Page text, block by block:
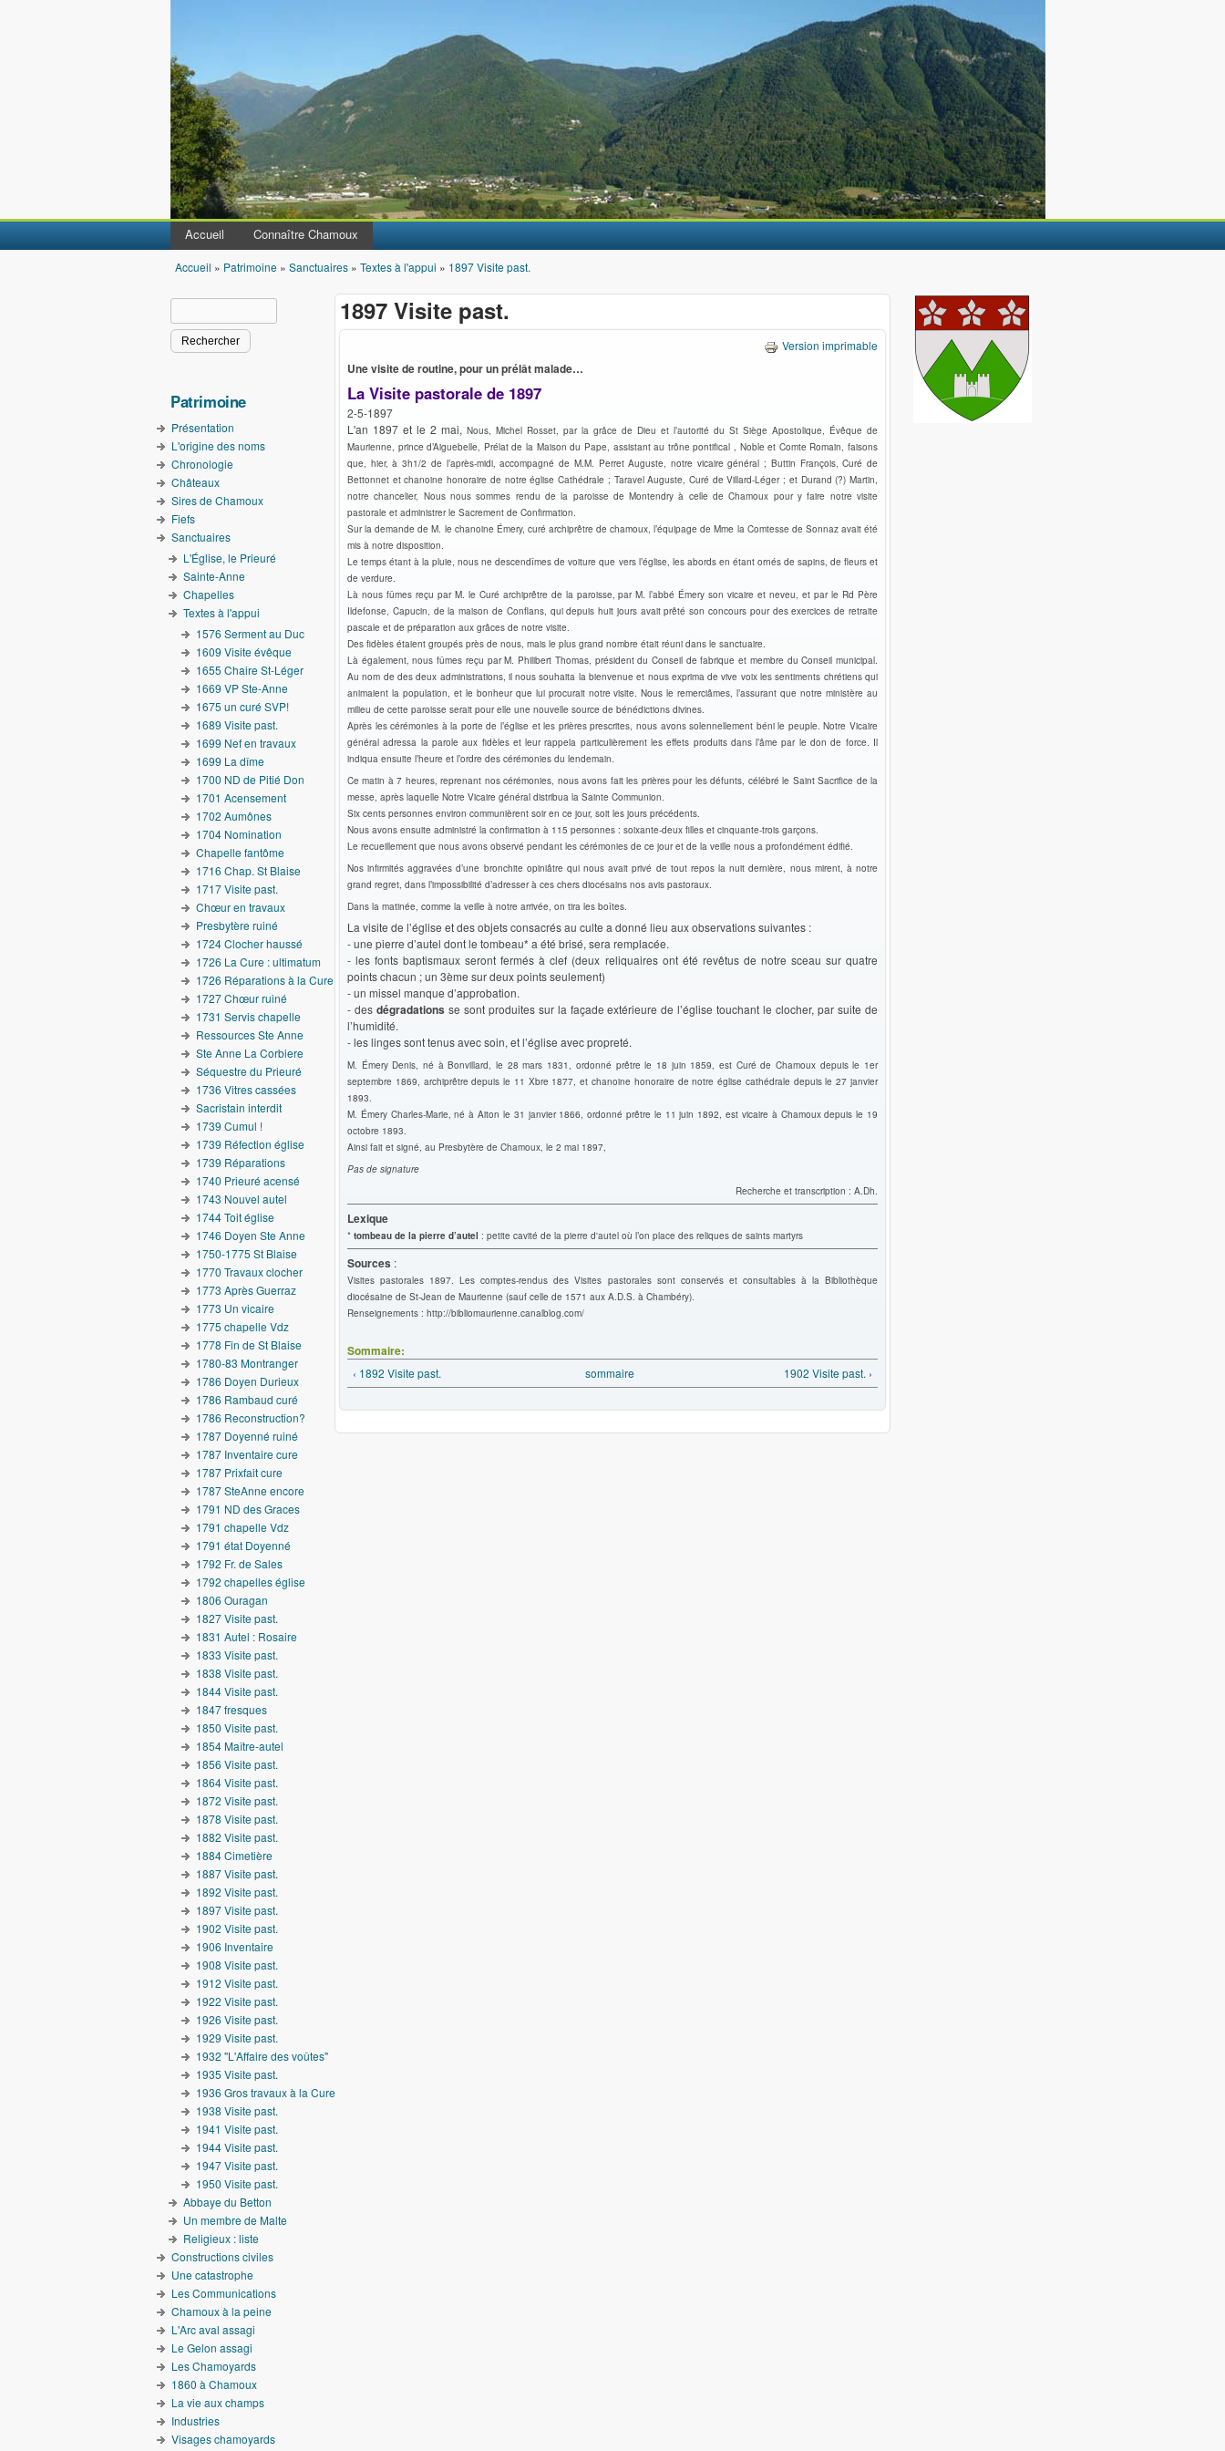
Accueil Connaître Chamoux
Vous êtes ici
Accueil » Patrimoine » Sanctuaires » Textes à l'appui » 1897 Visite past.
1897 Visite past.
Version imprimable
Une visite de routine, pour un prélât malade…
La Visite pastorale de 1897
2-5-1897
L'an 1897 et le 2 mai, Nous, Michel Rosset, par la grâce de Dieu et l’autorité du St Siège Apostolique, Évêque de
Maurienne, prince d’Aiguebelle, Prélat de la Maison du Pape, assistant au trône pontifical , Noble et Comte Romain, faisons
que, hier, à 3h1/2 de l’après-midi, accompagné de M.M. Perret Auguste, notre vicaire général ; Buttin François, Curé de
Bettonnet et chanoine honoraire de notre église Cathédrale ; Taravel Auguste, Curé de Villard-Léger ; et Durand (?) Martin,
notre chancelier, Nous nous sommes rendu de la paroisse de Montendry à celle de Chamoux pour y faire notre visite
pastorale et administrer le Sacrement de Confirmation.
Sur la demande de M. le chanoine Émery, curé archiprêtre de chamoux, l’équipage de Mme la Comtesse de Sonnaz avait été
mis à notre disposition.
Le temps étant à la pluie, nous ne descendîmes de voiture que vers l’église, les abords en étant ornés de sapins, de fleurs et
de verdure.
Là nous fûmes reçu par M. le Curé archiprêtre de la paroisse, par M. l’abbé Émery son vicaire et neveu, et par le Rd Père
Ildefonse, Capucin, de la maison de Conflans, qui depuis huit jours avait prêté son concours pour des exercices de retraite
pascale et de préparation aux grâces de notre visite.
Des fidèles étaient groupés près de nous, mais le plus grand nombre était réuni dans le sanctuaire.
Là également, nous fûmes reçu par M. Philibert Thomas, président du Conseil de fabrique et membre du Conseil municipal.
Au nom de des deux administrations, il nous souhaita la bienvenue et nous exprima de vive voix les sentiments chrétiens qui
animaient la population, et le bonheur que lui procurait notre visite. Nous le remerciâmes, l’assurant que notre ministère au
milieu de cette paroisse serait pour elle une nouvelle source de bénédictions divines.
Après les cérémonies à la porte de l’église et les prières prescrites, nous avons solennellement béni le peuple. Notre Vicaire
général adressa la parole aux fidèles et leur rappela particulièrement les effets produits dans l’âme par le don de force. Il
indiqua ensuite l’heure et l’ordre des cérémonies du lendemain.
Ce matin à 7 heures, reprenant nos cérémonies, nous avons fait les prières pour les défunts, célébré le Saint Sacrifice de la
messe, après laquelle Notre Vicaire général distribua la Sainte Communion.
Six cents personnes environ communièrent soir en ce jour, soit les jours précédents.
Nous avons ensuite administré la confirmation à 115 personnes : soixante-deux filles et cinquante-trois garçons.
Le recueillement que nous avons observé pendant les cérémonies de ce jour et de la veille nous a profondément édifié.
Nos infirmités aggravées d’une bronchite opiniâtre qui nous avait privé de tout repos la nuit dernière, nous mirent, à notre
grand regret, dans l’impossibilité d’adresser à ces chers diocésains nos avis pastoraux.
Dans la matinée, comme la veille à notre arrivée, on tira les boîtes.
La visite de l’église et des objets consacrés au culte a donné lieu aux observations suivantes :
- une pierre d’autel dont le tombeau* a été brisé, sera remplacée.
- les fonts baptismaux seront fermés à clef (deux reliquaires ont été revêtus de notre sceau sur quatre
points chacun ; un 3ème sur deux points seulement)
- un missel manque d’approbation.
- des dégradations se sont produites sur la façade extérieure de l’église touchant le clocher, par suite de
l’humidité.
- les linges sont tenus avec soin, et l’église avec propreté.
M. Émery Denis, né à Bonvillard, le 28 mars 1831, ordonné prêtre le 18 juin 1859, est Curé de Chamoux depuis le 1er
septembre 1869, archiprêtre depuis le 11 Xbre 1877, et chanoine honoraire de notre église cathédrale depuis le 27 janvier
1893.
M. Émery Charles-Marie, né à Aiton le 31 janvier 1866, ordonné prêtre le 11 juin 1892, est vicaire à Chamoux depuis le 19
octobre 1893.
Ainsi fait et signé, au Presbytère de Chamoux, le 2 mai 1897,
Pas de signature
Recherche et transcription : A.Dh.
Lexique
* tombeau de la pierre d’autel : petite cavité de la pierre d'autel où l’on place des reliques de saints martyrs
Sources :
Visites pastorales 1897.Les comptes-rendus des Visites pastorales sont conservés et consultables à la Bibliothèque
diocésaine de St-Jean de Maurienne (sauf celle de 1571 aux A.D.S. à Chambéry).
Renseignements : http://bibliomaurienne.canalblog.com/
Sommaire:
‹ 1892 Visite past. sommaire 1902 Visite past. ›
Formulaire de recherche
Patrimoine
Présentation
L'origine des noms
Chronologie
Châteaux
Sires de Chamoux
Fiefs
Sanctuaires
L'Église, le Prieuré
Sainte-Anne
Chapelles
Textes à l'appui
1576 Serment au Duc
1609 Visite évêque
1655 Chaire St-Léger
1669 VP Ste-Anne
1675 un curé SVP!
1689 Visite past.
1699 Nef en travaux
1699 La dîme
1700 ND de Pitié Don
1701 Acensement
1702 Aumônes
1704 Nomination
Chapelle fantôme
1716 Chap. St Blaise
1717 Visite past.
Chœur en travaux
Presbytère ruiné
1724 Clocher haussé
1726 La Cure : ultimatum
1726 Réparations à la Cure
1727 Chœur ruiné
1731 Servis chapelle
Ressources Ste Anne
Ste Anne La Corbiere
Séquestre du Prieuré
1736 Vitres cassées
Sacristain interdit
1739 Cumul !
1739 Réfection église
1739 Réparations
1740 Prieuré acensé
1743 Nouvel autel
1744 Toit église
1746 Doyen Ste Anne
1750-1775 St Blaise
1770 Travaux clocher
1773 Après Guerraz
1773 Un vicaire
1775 chapelle Vdz
1778 Fin de St Blaise
1780-83 Montranger
1786 Doyen Durieux
1786 Rambaud curé
1786 Reconstruction?
1787 Doyenné ruiné
1787 Inventaire cure
1787 Prixfait cure
1787 SteAnne encore
1791 ND des Graces
1791 chapelle Vdz
1791 état Doyenné
1792 Fr. de Sales
1792 chapelles église
1806 Ouragan
1827 Visite past.
1831 Autel : Rosaire
1833 Visite past.
1838 Visite past.
1844 Visite past.
1847 fresques
1850 Visite past.
1854 Maître-autel
1856 Visite past.
1864 Visite past.
1872 Visite past.
1878 Visite past.
1882 Visite past.
1884 Cimetière
1887 Visite past.
1892 Visite past.
1897 Visite past.
1902 Visite past.
1906 Inventaire
1908 Visite past.
1912 Visite past.
1922 Visite past.
1926 Visite past.
1929 Visite past.
1932 "L'Affaire des voûtes"
1935 Visite past.
1936 Gros travaux à la Cure
1938 Visite past.
1941 Visite past.
1944 Visite past.
1947 Visite past.
1950 Visite past.
Abbaye du Betton
Un membre de Malte
Religieux : liste
Constructions civiles
Une catastrophe
Les Communications
Chamoux à la peine
L'Arc aval assagi
Le Gelon assagi
Les Chamoyards
1860 à Chamoux
La vie aux champs
Industries
Visages chamoyards